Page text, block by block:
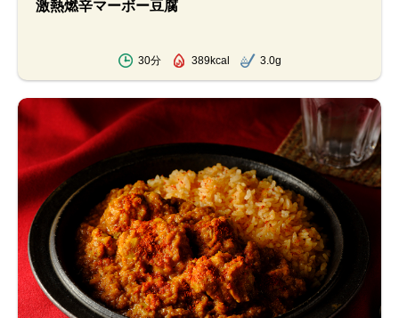
激熱燃辛マーボー豆腐
30分 389kcal 3.0g